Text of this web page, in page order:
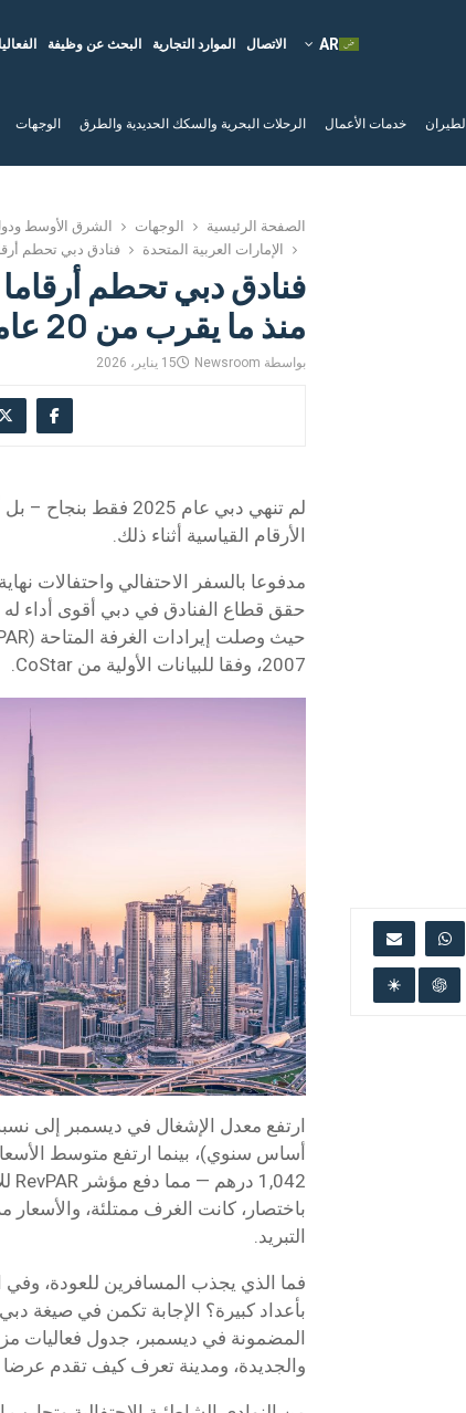
البحث عن وظيفة الموارد التجارية الاتصال
الطيران خدمات الأعمال الرحلات البحرية والسكك الحديدية والطرق الوجهات
الصفحة الرئيسية الوجهات
الشرق الأوسط
الإمارات العربية المتحدة
فنادق دبي تحطم
فنادق دبي تحطم
منذ ما يقرب من 20 عاما
بواسطة Newsroom 15 يناير، 2026
لم تنهي دبي عام 2025
الأرقام القياسية أثناء ذلك.
مدفوعا بالسفر الاحتفالي واحتفالات
حقق قطاع الفنادق في دبي أقوى أداء
2007، وفقا للبيانات الأولية من CoStar.
باختصار، كانت الغرف ممتلئة،
التبريد.
فما الذي يجذب المسافرين للعودة،
بأعداد كبيرة؟ الإجابة تكمن في صيغة
المضمونة في ديسمبر، جدول فعاليات
والجديدة، ومدينة تعرف كيف تقدم عرضا